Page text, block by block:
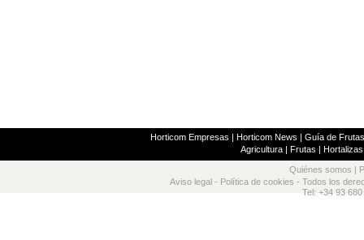
Horticom Empresas | Horticom News | Guía de
Agricultura| Frutas | Hortalizas
Quiénes somos
Aviso legal - Política de cookies - Todos los
Tel: +34 93